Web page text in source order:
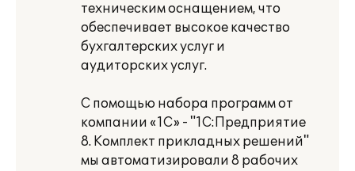
техническим оснащением, что
обеспечивает высокое качество
бухгалтерских услуг и
аудиторских услуг.
С помощью набора программ от
компании «1С» - "1С:Предприятие
8. Комплект прикладных решений"
мы автоматизировали 8 рабочих